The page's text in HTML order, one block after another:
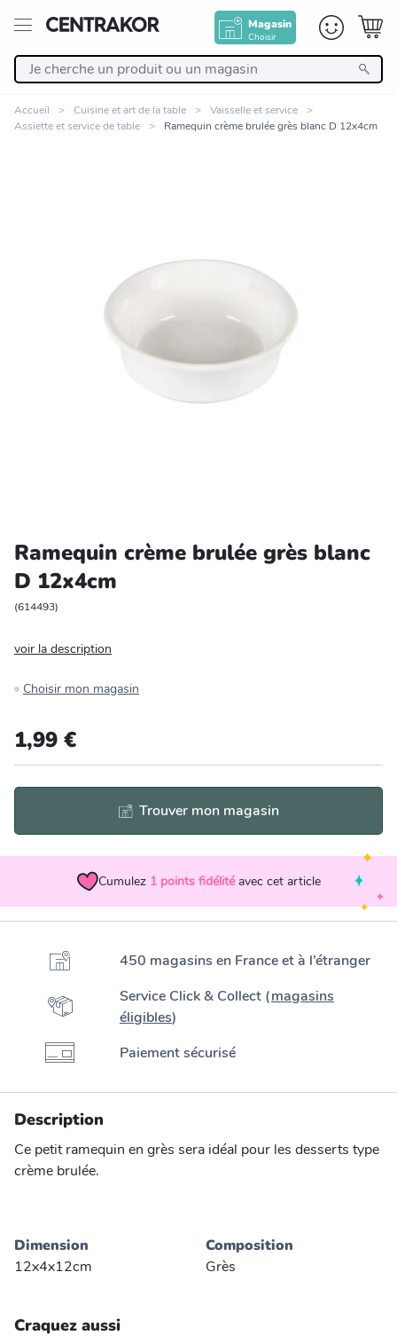
Magasin
Choisir
Cuisine et art de la table
Bricolage et auto
Jardin et plein air
Accueil Cuisine et art de la table
Vaisselle et service
Assiette et service de table
Ramequin crème brulée grès blanc D 12x4cm
Ramequin crème brulée grès blanc
D 12x4cm
(614493)
voir la description
Choisir mon magasin
1,99 €
Trouver mon magasin
Cumulez 1 points fidélité avec cet article
450 magasins en France et à l’étranger
Service Click & Collect (magasins
éligibles)
Paiement sécurisé
Description
Ce petit ramequin en grès sera idéal pour les desserts type
crème brulée.
Dimension
12x4x12cm
Composition
Grès
Craquez aussi